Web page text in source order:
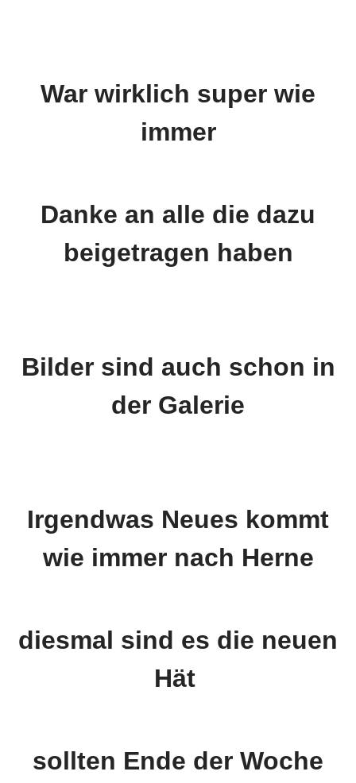
War wirklich super wie
immer
Danke an alle die dazu
beigetragen haben
Bilder sind auch schon in
der Galerie
Irgendwas Neues kommt
wie immer nach Herne
diesmal sind es die neuen
Hät
sollten Ende der Woche